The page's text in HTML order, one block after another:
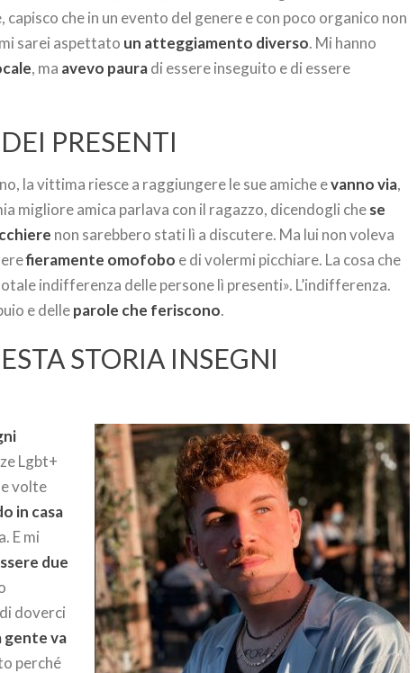
capisco che in un evento del genere e con poco organico non
sarei aspettato un atteggiamento diverso. Mi hanno
, ma avevo pauradi essere inseguito e di essere
PRESENTI
la vittima riesce a raggiungere le sue amiche evanno via,
migliore amica parlava con il ragazzo, dicendogli chese
non sarebbero stati lì a discutere. Ma lui non voleva
fieramente omofobo e di volermi picchiare. La cosa che
indifferenza delle persone lì presenti». L’indifferenza.
e delleparole che feriscono.
STORIA INSEGNI
Lgbt+
volte
in casa
E mi
due
doverci
gente va
perché